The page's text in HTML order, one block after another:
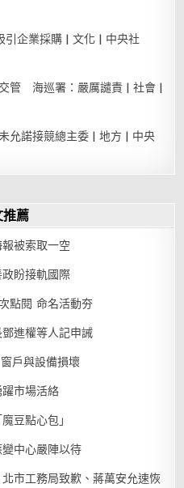
引企業採購 | 文化 | 中央社
管 海巡署：嚴厲譴責 | 社會 |
允諾接競總主委 | 地方 | 中央
推薦
被索取一空
盼接軌國際
點閱 命名活動夯
進權等人記申誡
戶與設備損壞
市場活絡
豆點心包」
中心嚴陣以待
市工務局致歉、蔣萬安允速恢